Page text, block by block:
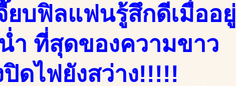
ยบฟิลแฟนรู้สึกดีเมื่ออยู่
ำ ที่สุดของความขาว
ดไฟยังสว่าง!!!!!